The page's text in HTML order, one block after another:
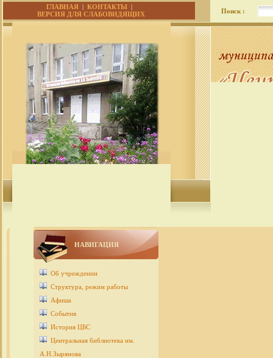
ГЛАВНАЯ |КОНТАКТЫ |
ВЕРСИЯ ДЛЯ СЛАБОВИДЯЩИХ
Поиск :
НАВИГАЦИЯ
Об учреждении
Структура, режим работы
Афиша
События
История ЦБС
Центральная библиотека им.
А.Н.Зырянова